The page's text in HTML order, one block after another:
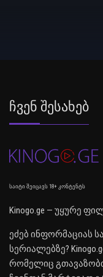
Ჩვენ Შესახებ
საიტი შეიცავს 18+ კონტენტს
Kinogo.ge — უყურე
ეძებ ინფორმაციას
სერიალებზე?
რომელიც